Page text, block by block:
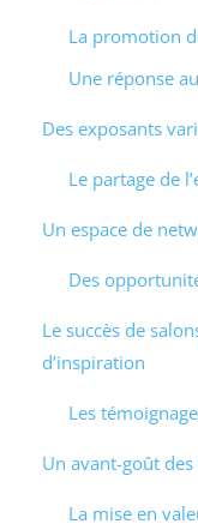
La promotion
Une réponse
Des exposants
Le partage de
Un espace de
Des
Le succès de
d’inspiration
Les
Un avant-goût
La mise en